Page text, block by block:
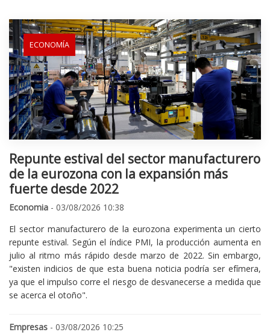
ECONOMÍA
Repunte estival del sector manufacturero
de la eurozona con la expansión más
fuerte desde 2022
Economia - 03/08/2026 10:38
El sector manufacturero de la eurozona experimenta un cierto
repunte estival. Según el índice PMI, la producción aumenta en
julio al ritmo más rápido desde marzo de 2022. Sin embargo,
"existen indicios de que esta buena noticia podría ser efímera,
ya que el impulso corre el riesgo de desvanecerse a medida que
se acerca el otoño".
Empresas - 03/08/2026 10:25